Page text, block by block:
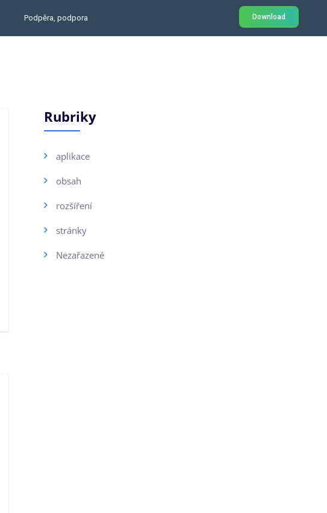
Podpěra, podpora Download
Rubriky
aplikace
obsah
rozšíření
stránky
Nezařazené